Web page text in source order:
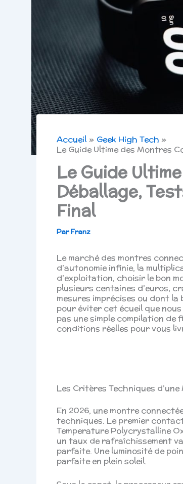
Accueil
Geek High Tech
Le Guide Ultime des Montres
Le Guide
Déballage,
Final
ParFranz
Le marché des montres
d’autonomie infinie, la
d’exploitation, choisir le bon
plusieurs centaines d’euros,
mesures imprécises ou dont
pour éviter cet écueil que
pas une simple compilation de
conditions réelles pour vous
Les Critères Techniques
En 2026, une montre
techniques. Le premier
Temperature Polycrystalline
un taux de rafraîchissement
parfaite. Une luminosité de
parfaite en plein soleil.